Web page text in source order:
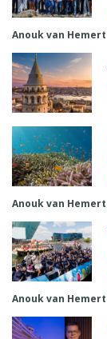
Anouk van Hemert
Anouk van Hemert
Anouk van Hemert